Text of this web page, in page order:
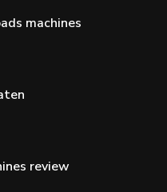
machines
review